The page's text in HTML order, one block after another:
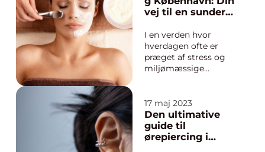
vej til en sundere
I en verden hvor
hverdagen ofte er
præget af stress og
miljømæssige
bevare sin huds
sundhed og skønhed.
Heldigvis findes der i
København mange
17 maj 2023
Den ultimative
guide til
ørepiercing i